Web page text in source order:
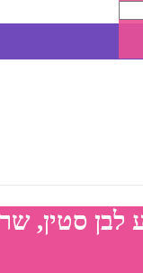
סטין,